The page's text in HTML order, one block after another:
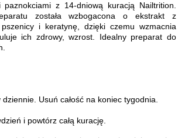
z 14-dniową kuracją Nailtrition.
została wzbogacona o ekstrakt z
i keratynę, dzięki czemu wzmacnia
ich zdrowy, wzrost. Idealny preparat do
dziennie. Usuń całość na koniec tygodnia.
ń i powtórz całą kurację